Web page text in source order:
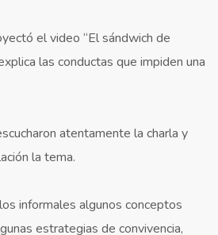
el video “El sándwich de
las conductas que impiden una
atentamente la charla y
la tema.
informales algunos conceptos
estrategias de convivencia,